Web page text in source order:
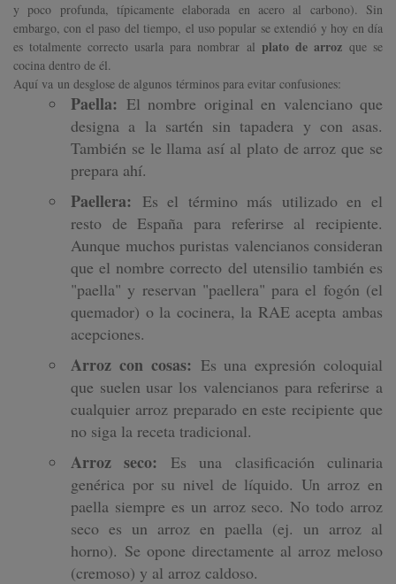
y poco profunda, típicamente elaborada en acero al carbono). Sin
embargo, con el paso del tiempo, el uso popular se extendió y hoy en día
es totalmente correcto usarla para nombrar al plato de arrozque se
cocina dentro de él.
Aquí va un desglose de algunos términos para evitar confusiones:
Paella: El nombre original en valenciano que
designa a la sartén sin tapadera y con asas.
También se le llama así al plato de arroz que se
prepara ahí.
Paellera: Es el término más utilizado en el
resto de España para referirse al recipiente.
Aunque muchos puristas valencianos consideran
que el nombre correcto del utensilio también es
"paella" y reservan "paellera" para el fogón (el
quemador) o la cocinera, la RAE acepta ambas
acepciones.
Arroz con cosas: Es una expresión coloquial
que suelen usar los valencianos para referirse a
cualquier arroz preparado en este recipiente que
no siga la receta tradicional.
Arroz seco: Es una clasificación culinaria
genérica por su nivel de líquido. Un arroz en
paella siempre es un arroz seco. No todo arroz
seco es un arroz en paella (ej. un arroz al
horno). Se opone directamente al arroz meloso
(cremoso) y al arroz caldoso.